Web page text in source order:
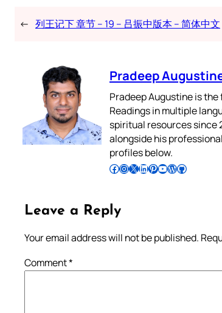
← 列王记下 章节 – 19 – 吕振中版本 – 简体中文
Pradeep
Pradeep Augustine is
Readings in multiple
spiritual resources since
alongside his
profiles below.
Follow Pradeep on Facebook Follow Pradeep on InstagramFollow Pradeep on X Follow Pradeep on LinkedIn Follow Pradeep on Pinterest Subscribe to Pradeep’s Youtube Channel Follow Pradeep on WordPress Follow Pradeep on GitHub
Leave a Reply
Your email address will not be published.
Comment*